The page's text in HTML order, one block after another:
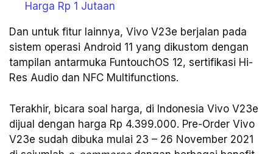
Harga Rp 1 Jutaan
Dan untuk fitur lainnya, Vivo V23e berjalan pada
sistem operasi Android 11 yang dikustom dengan
tampilan antarmuka FuntouchOS 12, sertifikasi Hi-
Res Audio dan NFC Multifunctions.
Terakhir, bicara soal harga, di Indonesia Vivo V23e
dijual dengan harga Rp 4.399.000. Pre-Order Vivo
V23e sudah dibuka mulai 23 – 26 November 2021